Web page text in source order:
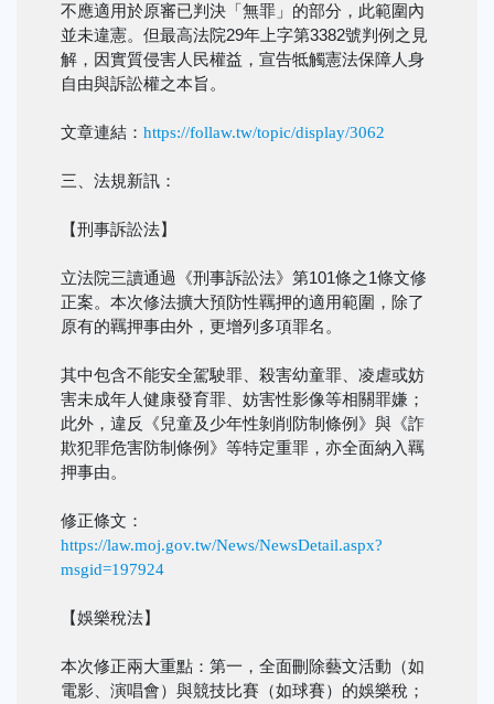
不應適用於原審已判決「無罪」的部分，此範圍內
並未違憲。但最高法院29年上字第3382號判例之見
解，因實質侵害人民權益，宣告牴觸憲法保障人身
自由與訴訟權之本旨。
文章連結： https://follaw.tw/topic/display/3062
三、法規新訊：
【刑事訴訟法】
立法院三讀通過《刑事訴訟法》第101條之1條文修
正案。本次修法擴大預防性羈押的適用範圍，除了
原有的羈押事由外，更增列多項罪名。
其中包含不能安全駕駛罪、殺害幼童罪、凌虐或妨
害未成年人健康發育罪、妨害性影像等相關罪嫌；
此外，違反《兒童及少年性剝削防制條例》與《詐
欺犯罪危害防制條例》等特定重罪，亦全面納入羈
押事由。
修正條文：
https://law.moj.gov.tw/News/NewsDetail.aspx?
msgid=197924
【娛樂稅法】
本次修正兩大重點：第一，全面刪除藝文活動（如
電影、演唱會）與競技比賽（如球賽）的娛樂稅；